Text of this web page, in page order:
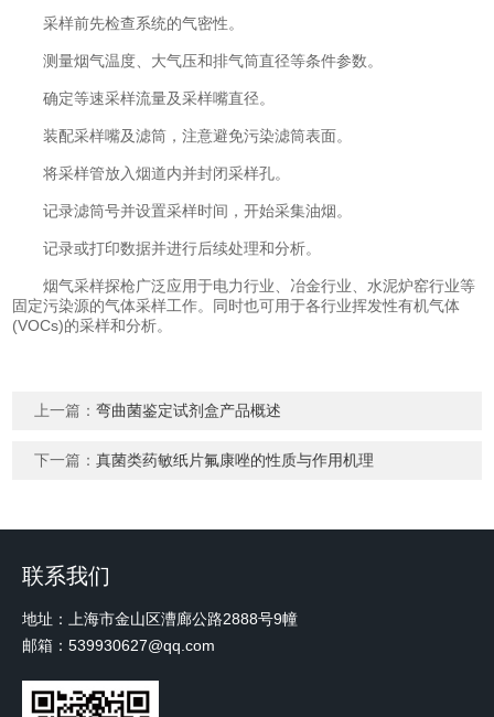
采样前先检查系统的气密性。
测量烟气温度、大气压和排气筒直径等条件参数。
确定等速采样流量及采样嘴直径。
装配采样嘴及滤筒，注意避免污染滤筒表面。
将采样管放入烟道内并封闭采样孔。
记录滤筒号并设置采样时间，开始采集油烟。
记录或打印数据并进行后续处理和分析。
烟气采样探枪广泛应用于电力行业、冶金行业、水泥炉窑行业等
固定污染源的气体采样工作。同时也可用于各行业挥发性有机气体
(VOCs)的采样和分析。
上一篇：弯曲菌鉴定试剂盒产品概述
下一篇：真菌类药敏纸片氟康唑的性质与作用机理
联系我们
地址：上海市金山区漕廊公路2888号9幢
邮箱：539930627@qq.com